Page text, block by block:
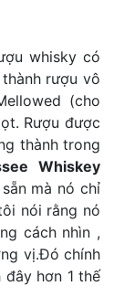
whisky có
rượu vô
(cho
Rượu được
thành trong
Whiskey
mà nó chỉ
nói rằng nó
cách nhìn ,
vị.Đó chính
hơn 1 thế